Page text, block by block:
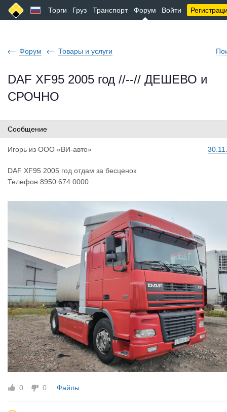
Торги Груз Транспорт Форум Войти
Форум Товары и услуги
DAF XF95 2005 год //--// ДЕШЕВО и
СРОЧНО
Сообщение
Игорь из ООО «ВИ-авто»
DAF XF95 2005 год отдам за бесценок
Телефон 8950 674 0000
0 0 Файлы